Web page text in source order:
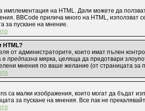
имплементация на HTML. Дали можете да
BBCode прилича много на HTML, използват
за пускане на мнение.
HTML?
от администраторите, които имат пълен
е предпазна мярка, целяща да предотвари
мнения по ваше желание (от страницата за
са малки изображения, които могат да бъдат
за пускане на мнения. Все пак не